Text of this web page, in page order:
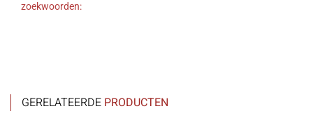
zoekwoorden:
GERELATEERDE PRODUCTEN